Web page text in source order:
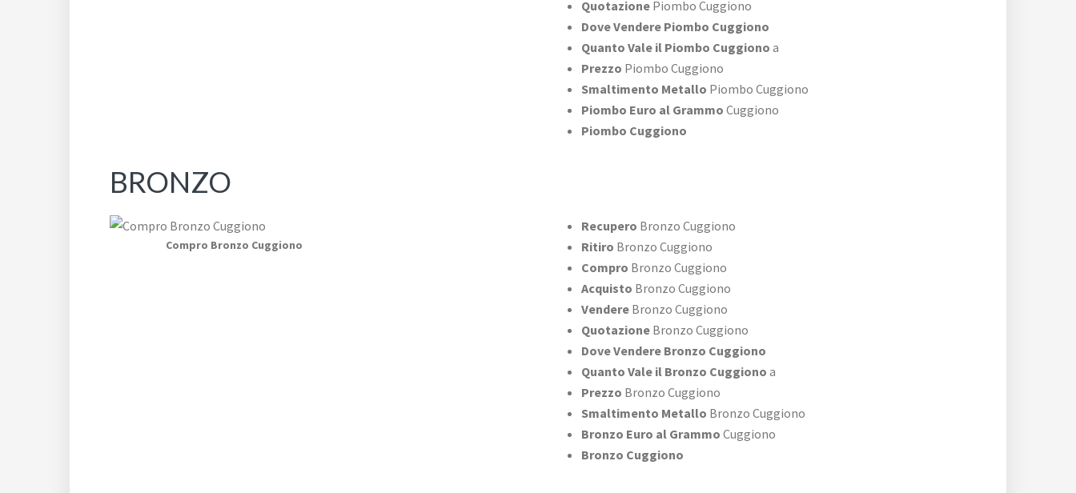
QuotazionePiombo Cuggiono
Dove Vendere Piombo Cuggiono
Quanto Vale il Piombo Cuggiono a
Prezzo Piombo Cuggiono
Smaltimento Metallo Piombo Cuggiono
Piombo Euro al Grammo Cuggiono
Piombo Cuggiono
BRONZO
Compro Bronzo Cuggiono
Recupero Bronzo Cuggiono
Ritiro Bronzo Cuggiono
Compro Bronzo Cuggiono
Acquisto Bronzo Cuggiono
VendereBronzo Cuggiono
QuotazioneBronzo Cuggiono
Dove Vendere Bronzo Cuggiono
Quanto Vale il Bronzo Cuggiono a
Prezzo Bronzo Cuggiono
Smaltimento Metallo Bronzo Cuggiono
Bronzo Euro al Grammo Cuggiono
Bronzo Cuggiono